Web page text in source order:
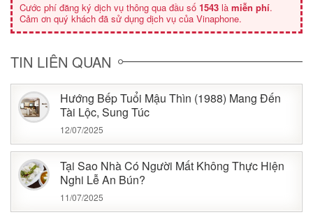
Cước phí đăng ký dịch vụ thông qua đầu số 1543 là miễn phí.
Cảm ơn quý khách đã sử dụng dịch vụ của Vinaphone.
TIN LIÊN QUAN
Hướng Bếp Tuổi Mậu Thìn (1988) Mang Đến
Tài Lộc, Sung Túc
12/07/2025
Tại Sao Nhà Có Người Mất Không Thực Hiện
Nghi Lễ An Bún?
11/07/2025